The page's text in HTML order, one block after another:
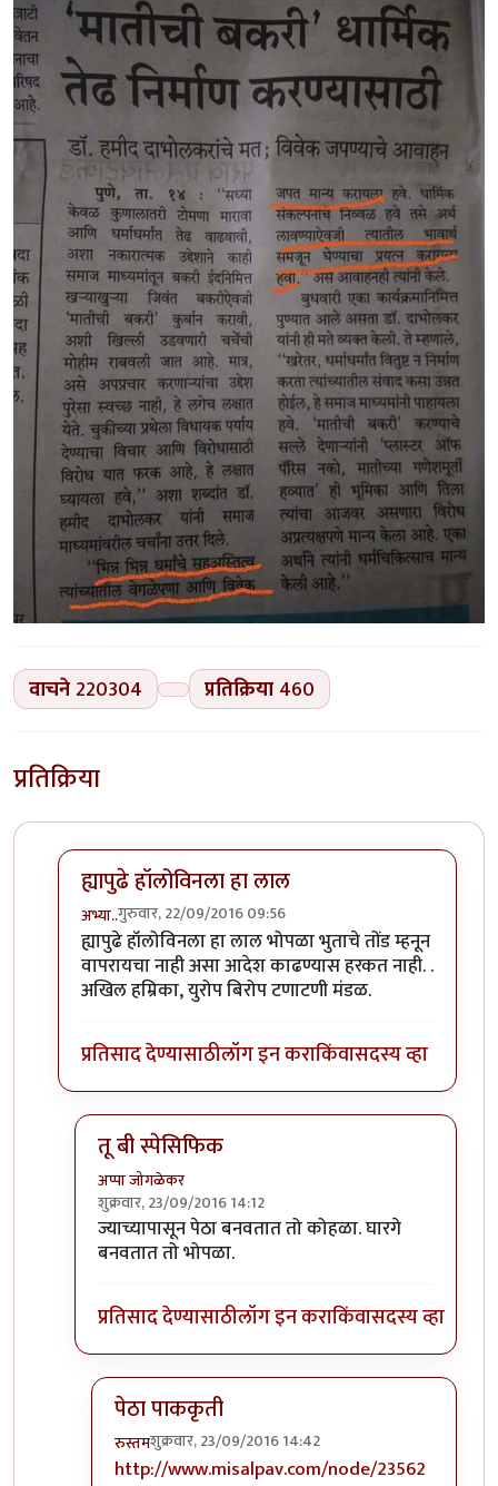
वाचने 220304 प्रतिक्रिया 460
प्रतिक्रिया
ह्यापुढे हॉलोविनला हा लाल
अभ्या..गुरुवार, 22/09/2016 09:56
In reply toकोहळा (Benincasa hispida)byडॉ सुहास
ह्यापुढे हॉलोविनला हा लाल भोपळा भुताचे तोंड म्हनून
वापरायचा नाही असा आदेश काढण्यास हरकत नाही. .
अखिल हम्रिका, युरोप बिरोप टणाटणी मंडळ.
प्रतिसाद देण्यासाठीलॉग इन कराकिंवासदस्य व्हा
तू बी स्पेसिफिक
अप्पा जोगळेकर
शुक्रवार, 23/09/2016 14:12
In reply toतांबडा भोपळा टू बी स्पेसिफिक.by
ज्याच्यापासून पेठा बनवतात तो कोहळा. घारगे
बनवतात तो भोपळा.
प्रतिसाद देण्यासाठीलॉग इन कराकिंवासदस्य व्हा
पेठा पाककृती
रुस्तमशुक्रवार, 23/09/2016 14:42
In reply toतू बी स्पेसिफिकbyअप्पा जोगळेकर
http://www.misalpav.com/node/23562